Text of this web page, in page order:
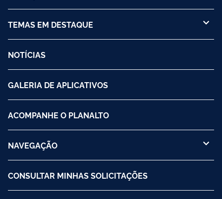
TEMAS EM DESTAQUE
NOTÍCIAS
GALERIA DE APLICATIVOS
ACOMPANHE O PLANALTO
NAVEGAÇÃO
CONSULTAR MINHAS SOLICITAÇÕES